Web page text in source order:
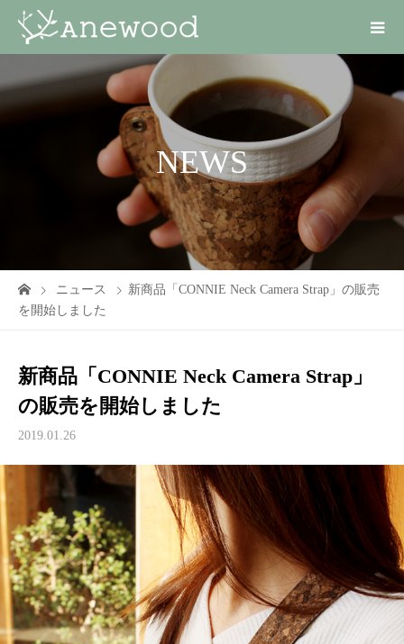
NEWS
ニュース
新商品「CONNIE Neck Camera Strap」の販売
を開始しました
新商品「CONNIE Neck Camera Strap」
の販売を開始しました
2019.01.26